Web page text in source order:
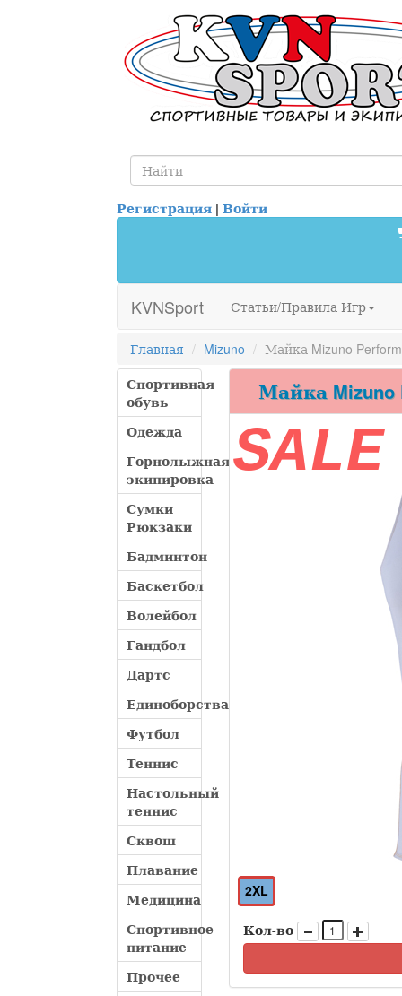
Регистрация | Войти
KVNSport Статьи/Правила Игр
Главная Mizuno
Майка Mizuno
Спортивная
обувь
Одежда
Горнолыжная
экипировка
Сумки
Рюкзаки
Бадминтон
Баскетбол
Волейбол
Гандбол
Дартс
Единоборства
Футбол
Теннис
Настольный
теннис
Сквош
Плавание
Медицина
Спортивное
питание
Прочее
Майка Mizuno
SALE
2XL
Кол-во